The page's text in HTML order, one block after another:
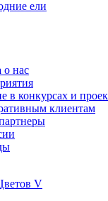
ели
о нас
в конкурсах и
клиентам